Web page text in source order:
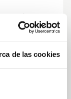
de las cookies
que lo
acredita
de
inquilino, a